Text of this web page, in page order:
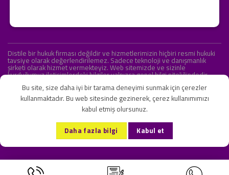
Distile bir hukuk firması değildir ve hizmetlerimizin hiçbiri resmi hukuki
tavsiye olarak değerlendirilemez. Sadece teknoloji ve danışmanlık
şirketi olarak hizmet vermekteyiz. Web sitemizde ve sizinle
kurduğumuz iletişimlerdeki bilgiler yalnızca genel bilgi niteliğindedir.
KVKK ve Gizlilik Sözleşmesi S.S.S. İletişim
Copyright 2026 ©Onlipr Teknoloji ve Ticaret A.Ş.
Bu site, size daha iyi bir tarama deneyimi sunmak için çerezler
kullanmaktadır. Bu web sitesinde gezinerek, çerez kullanımımızı
kabul etmiş olursunuz.
Daha fazla bilgi Kabul et